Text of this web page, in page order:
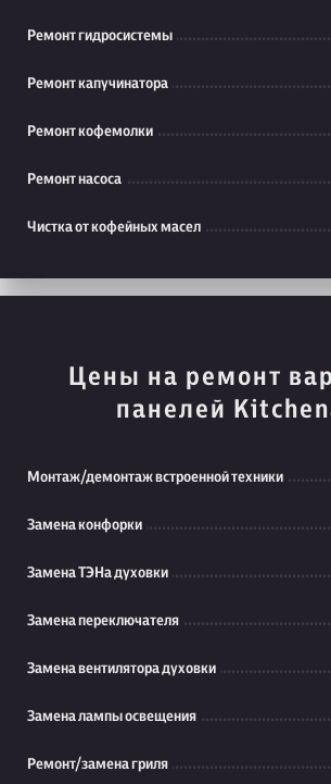
Ремонт гидросистемы
Ремонт капучинатора
Ремонт кофемолки
Ремонт насоса
Чистка от кофейных масел
Цены на ремонт
панелей
Монтаж/демонтаж встроенной техники
Замена конфорки
Замена ТЭНа духовки
Замена переключателя
Замена вентилятора духовки
Замена лампы освещения
Ремонт/замена гриля